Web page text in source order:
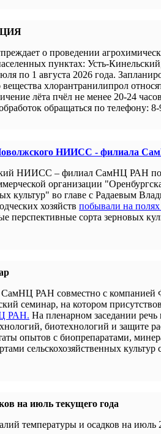
о проведении
пунктах: Усть-
по 1 августа 2026 года.
хлорантранилипрол
лёта пчёл не менее 20-24
обращаться по телефону: 8-
Поволжского НИИСС - филиала
НИИСС – филиал СамНЦ РАН
организации
культур" во главе с Радаевым
хозяйств побывали на полях
сорта зерновых
РАН совместно с компанией
семинар, на котором
РАН. На пленарном заседании речь
биотехнологий и защите
опытов с биопрепаратами,
сельскохозяйственных культур
на июль текущего года
температуры и осадков на июль